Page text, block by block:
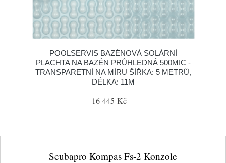
POOLSERVIS BAZÉNOVÁ SOLÁRNÍ
PLACHTA NA BAZÉN PRŮHLEDNÁ 500MIC -
TRANSPARETNÍ NA MÍRU ŠÍŘKA: 5 METRŮ,
DÉLKA: 11M
16 445 Kč
Scubapro Kompas Fs-2 Konzole